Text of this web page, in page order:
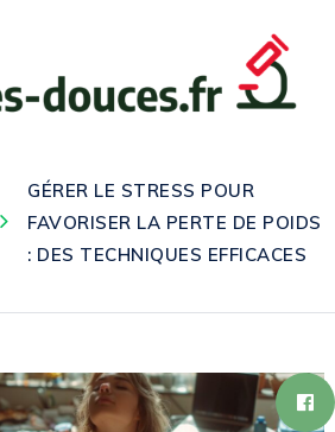
GÉRER LE STRESS POUR
FAVORISER LA PERTE DE POIDS
: DES TECHNIQUES EFFICACES